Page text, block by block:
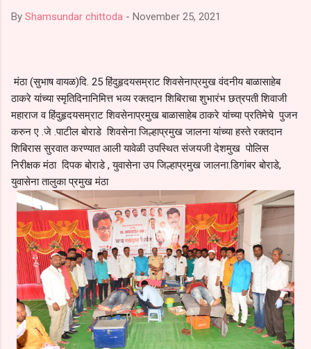
परतूर यांनाही पाठविण्यात आल्या असून प्रशासन याबाबत काय निर्णय घेते, याकडे
By Shamsundar chittoda - November 25, 2021
मंठा (सुभाष वायळ)दि. 25 हिंदुहृदयसम्राट शिवसेनाप्रमुख वंदनीय बाळासाहेब
ठाकरे यांच्या स्मृतिदिनानिमित्त भव्य रक्तदान शिबिराचा शुभारंभ छत्रपती शिवाजी
महाराज व हिंदुहृदयसम्राट शिवसेनाप्रमुख बाळासाहेब ठाकरे यांच्या प्रतिमेचे पुजन
करुन ए .जे .पाटील बोराडे शिवसेना जिल्हाप्रमुख जालना यांच्या हस्ते रक्तदान
शिबिरास सुरवात करण्यात आली यावेळी उपस्थित संजयजी देशमुख पोलिस
निरीक्षक मंठा दिपक बोराडे , युवासेना उप जिल्हाप्रमुख जालना.डिगांबर बोराडे,
युवासेना तालुका प्रमुख मंठा